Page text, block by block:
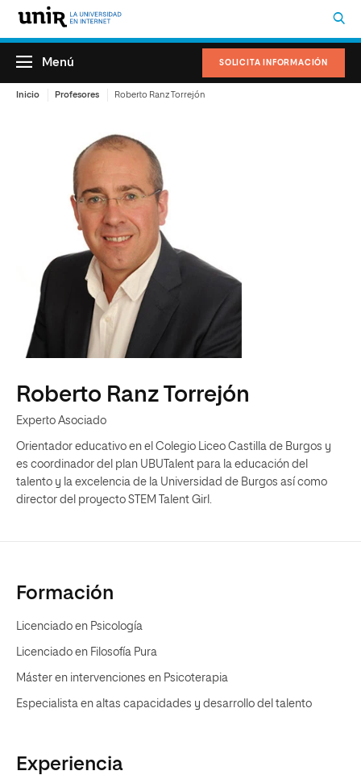
SOLICITA INFORMACIÓN
Menú
Inicio Profesores Roberto Ranz Torrejón
Roberto Ranz Torrejón
Experto Asociado
Orientador educativo en el Colegio Liceo Castilla de Burgos y
es coordinador del plan UBUTalent para la educación del
talento y la excelencia de la Universidad de Burgos así como
director del proyecto STEM Talent Girl.
Formación
Licenciado en Psicología
Licenciado en Filosofía Pura
Máster en intervenciones en Psicoterapia
Especialista en altas capacidades y desarrollo del talento
Experiencia